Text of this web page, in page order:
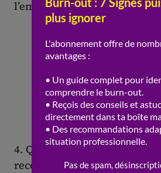
l’employeur en cas de faute
La réduction de la
La majoration de la
La suppression des
prévention
4. Quelle procédure permet
reconnaître la faute